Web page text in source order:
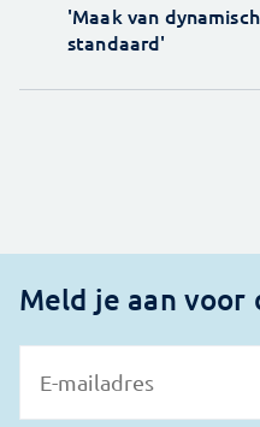
'Maak van
standaard'
Meld je aan